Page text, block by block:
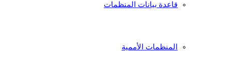
قاعدة بيانات المنظمات
المنظمات الأممية